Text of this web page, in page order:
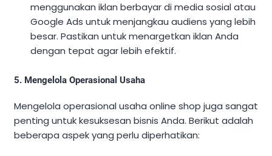
menggunakan iklan berbayar di media sosial atau
Google Ads untuk menjangkau audiens yang lebih
besar. Pastikan untuk menargetkan iklan Anda
dengan tepat agar lebih efektif.
5. Mengelola Operasional Usaha
Mengelola operasional usaha online shop juga sangat
penting untuk kesuksesan bisnis Anda. Berikut adalah
beberapa aspek yang perlu diperhatikan: